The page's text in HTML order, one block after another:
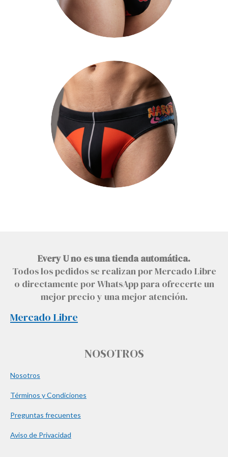
Every U no es una tienda automática.
Todos los pedidos se realizan por Mercado Libre
o directamente por WhatsApp para ofrecerte un
mejor precio y una mejor atención.
Mercado Libre
NOSOTROS
Nosotros
Términos y Condiciones
Preguntas frecuentes
Aviso de Privacidad